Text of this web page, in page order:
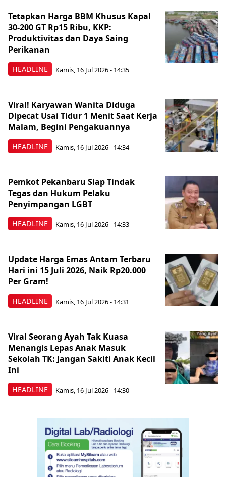
HEADLINE
Tetapkan Harga BBM Khusus Kapal
30-200 GT Rp15 Ribu, KKP:
Produktivitas dan Daya Saing
Perikanan
Kamis, 16 Jul 2026 - 14:35
HEADLINE
Viral! Karyawan Wanita Diduga
Dipecat Usai Tidur 1 Menit Saat Kerja
Malam, Begini Pengakuannya
Kamis, 16 Jul 2026 - 14:34
HEADLINE
Pemkot Pekanbaru Siap Tindak
Tegas dan Hukum Pelaku
Penyimpangan LGBT
Kamis, 16 Jul 2026 - 14:33
HEADLINE
Update Harga Emas Antam Terbaru
Hari ini 15 Juli 2026, Naik Rp20.000
Per Gram!
Kamis, 16 Jul 2026 - 14:31
HEADLINE
Viral Seorang Ayah Tak Kuasa
Menangis Lepas Anak Masuk
Sekolah TK: Jangan Sakiti Anak Kecil
Ini
Kamis, 16 Jul 2026 - 14:30